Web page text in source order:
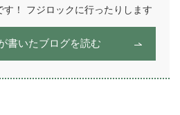
す！ フジロックに行ったりします
書いたブログを読む